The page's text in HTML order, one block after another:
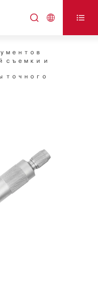
  
съемки и
точного